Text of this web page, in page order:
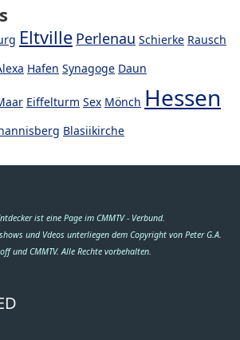
Eltville Perlenau Schierke Rausch
Hafen Synagoge Daun
Eiffelturm Sex Mönch Hessen
Blasiikirche
ist eine Page im CMMTV - Verbund.
und Vdeos unterliegen dem Copyright von Peter G.A.
und CMMTV. Alle Rechte vorbehalten.